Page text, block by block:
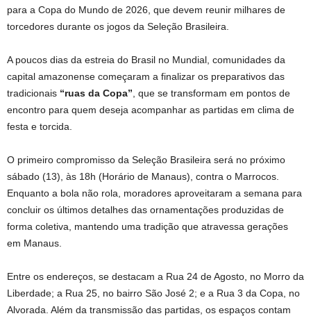
para a Copa do Mundo de 2026, que devem reunir milhares de
torcedores durante os jogos da Seleção Brasileira.
A poucos dias da estreia do Brasil no Mundial, comunidades da
capital amazonense começaram a finalizar os preparativos das
tradicionais “ruas da Copa” , que se transformam em pontos de
encontro para quem deseja acompanhar as partidas em clima de
festa e torcida.
O primeiro compromisso da Seleção Brasileira será no próximo
sábado (13), às 18h (Horário de Manaus), contra o Marrocos.
Enquanto a bola não rola, moradores aproveitaram a semana para
concluir os últimos detalhes das ornamentações produzidas de
forma coletiva, mantendo uma tradição que atravessa gerações
em Manaus.
Entre os endereços, se destacam a Rua 24 de Agosto, no Morro da
Liberdade; a Rua 25, no bairro São José 2; e a Rua 3 da Copa, no
Alvorada. Além da transmissão das partidas, os espaços contam